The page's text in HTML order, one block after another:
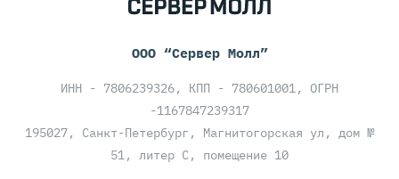
ООО “Сервер Молл”
ИНН - 7806239326, КПП - 780601001, ОГРН
-1167847239317
195027, Санкт-Петербург, Магнитогорская ул, дом №
51, литер С, помещение 10